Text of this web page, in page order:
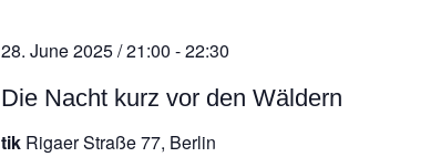
Die Nacht kurz vor den Wäldern
28. June 2025 / 21:00 -22:30
tik Rigaer Straße 77, Berlin